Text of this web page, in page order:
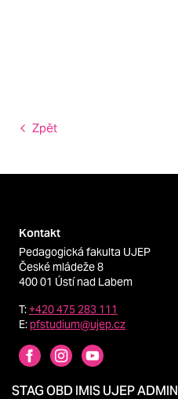
Zpět
Kontakt
Pedagogická fakulta UJEP
České mládeže 8
400 01 Ústí nad Labem
T:+420 475 283 111
E:pfstudium@ujep.cz
STAGOBDIMISUJEPADMIN